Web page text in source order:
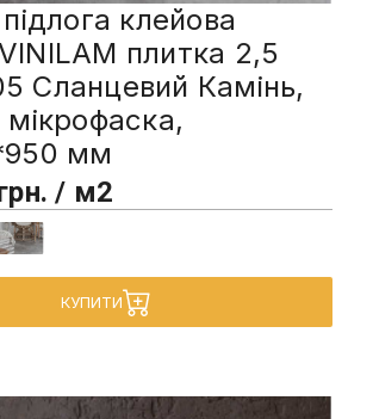
підлога клейова
плитка 2,5
Сланцевий Камінь,
мм
/ м2
КУПИТИ